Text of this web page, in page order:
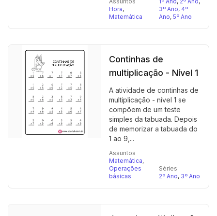
Hora,
Matemática
3º Ano, 4º
Ano, 5º Ano
Continhas de
multiplicação - Nível 1
A atividade de continhas de
multiplicação - nível 1 se
compõem de um teste
simples da tabuada. Depois
de memorizar a tabuada do
1 ao 9,...
Assuntos
Matemática,
Operações
básicas
Séries
2º Ano, 3º Ano